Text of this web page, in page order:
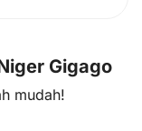
Gigago
mudah!